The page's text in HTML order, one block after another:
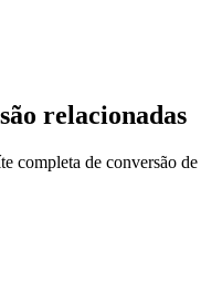
relacionadas
completa de conversão de